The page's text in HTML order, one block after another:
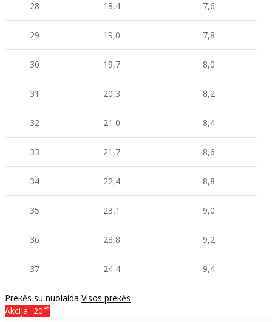
28 18,4 7,6
29 19,0 7,8
30 19,7 8,0
31 20,3 8,2
32 21,0 8,4
33 21,7 8,6
34 22,4 8,8
35 23,1 9,0
36 23,8 9,2
37 24,4 9,4
Prekės su nuolaida Visos prekės
Akcija -20%